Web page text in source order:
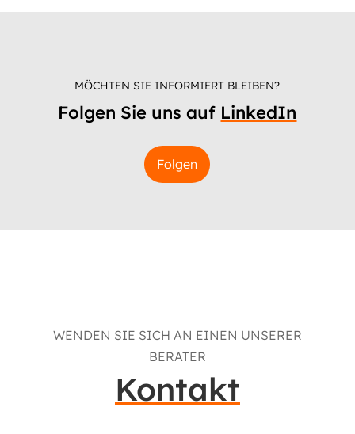
MÖCHTEN SIE INFORMIERT BLEIBEN?
Folgen Sie uns auf LinkedIn
Folgen
WENDEN SIE SICH AN EINEN UNSERER
BERATER
Kontakt